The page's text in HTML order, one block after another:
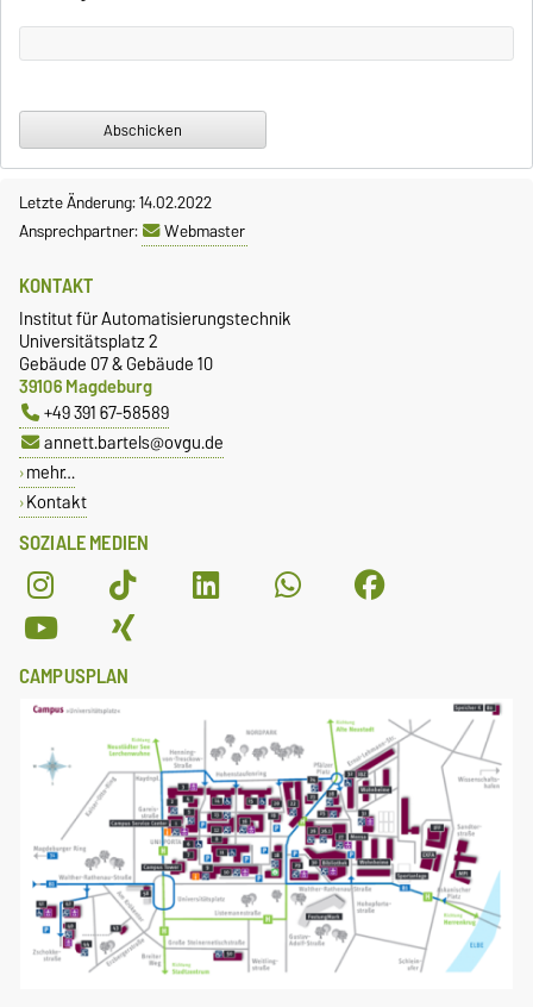
Letzte Änderung: 14.02.2022
Ansprechpartner:
Webmaster
SOZIALE MEDIEN
KONTAKT
Institut für Automatisierungstechnik
Universitätsplatz 2
Gebäude 07 & Gebäude 10
39106 Magdeburg
+49 391 67-58589
annett.bartels@ovgu.de
mehr…
Kontakt
CAMPUSPLAN